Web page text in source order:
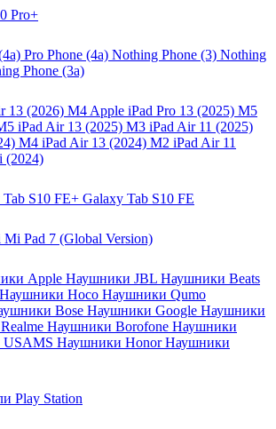
Pro+
Pro Phone (4a) Nothing Phone (3) Nothing
Phone (3a)
13 (2026) M4 Apple iPad Pro 13 (2025) M5
iPad Air 13 (2025) M3 iPad Air 11 (2025)
M4 iPad Air 13 (2024) M2 iPad Air 11
(2024)
S10 FE+ Galaxy Tab S10 FE
Mi Pad 7 (Global Version)
Apple Наушники JBL Наушники Beats
Наушники Hoco Наушники Qumo
Bose Наушники Google Наушники
Наушники Borofone Наушники
Наушники Honor Наушники
Play Station